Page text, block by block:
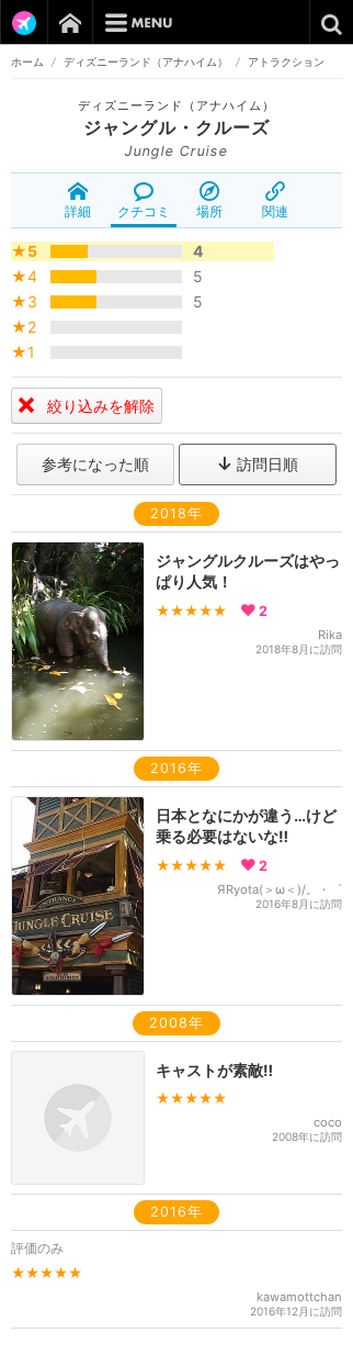
ホーム / ディズニーランド（アナハイム） / アトラクション
ディズニーランド（アナハイム）
ジャングル・クルーズ
Jungle Cruise
詳細 クチコミ 場所 関連
★5
4
★4
5
★3
5
★2
★1
絞り込みを解除
参考になった順 訪問日順
2018年
ジャングルクルーズはやっ
ぱり人気！
★★★★★ 2
Rika
2018年8月に訪問
2016年
日本となにかが違う…けど
乗る必要はないな‼
★★★★★ 2
ЯRyota(＞ω＜)/。・゜
2016年8月に訪問
2008年
キャストが素敵‼︎
★★★★★
coco
2008年に訪問
2016年
評価のみ
★★★★★
kawamottchan
2016年12月に訪問